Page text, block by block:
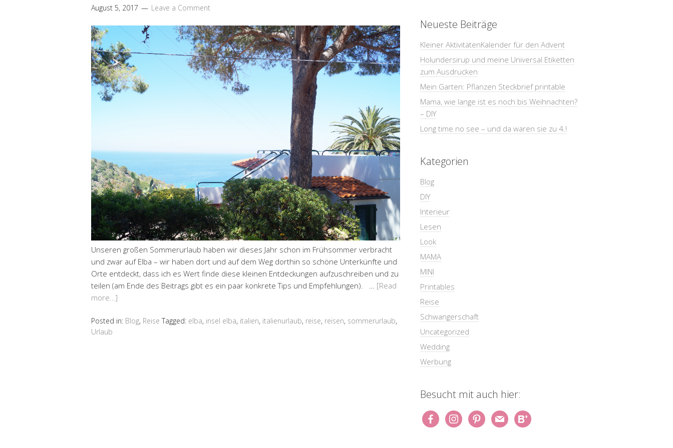
August 5, 2017 Leave a Comment
Unseren großen Sommerurlaub haben wir dieses Jahr schon im Frühsommer verbracht
und zwar auf Elba – wir haben dort und auf dem Weg dorthin so schöne Unterkünfte und
Orte entdeckt, dass ich es Wert finde diese kleinen Entdeckungen aufzuschreiben und zu
teilen (am Ende des Beitrags gibt es ein paar konkrete Tips und Empfehlungen). … [Read
more…]
Posted in: Blog, Reise Tagged: elba, insel elba, italien, italienurlaub, reise, reisen, sommerurlaub,
Urlaub
Neueste Beiträge
Kleiner AktivitätenKalender für den Advent
Holundersirup und meine Universal Etiketten
zum Ausdrucken
Mein Garten: Pflanzen Steckbrief printable
Mama, wie lange ist es noch bis Weihnachten?
– DIY
Long time no see – und da waren sie zu 4.!
Kategorien
Blog
DIY
Interieur
Lesen
Look
MAMA
MINI
Printables
Reise
Schwangerschaft
Uncategorized
Wedding
Werbung
Besucht mit auch hier: